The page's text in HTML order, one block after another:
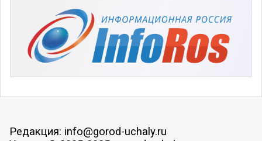
Редакция: info@gorod-uchaly.ru